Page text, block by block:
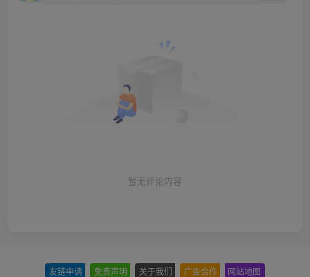
暂无评论内容
友链申请 免责声明 关于我们 广告合作 网站地图